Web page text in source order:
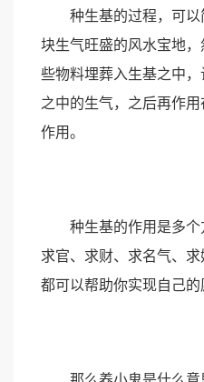
种生基的过程，可以
块生气旺盛的风水宝地
些物料埋葬入生基之中
之中的生气，之后再作
作用。
种生基的作用是多个
求官、求财、求名气、
都可以帮助你实现自己的